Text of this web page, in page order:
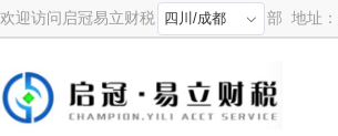
欢迎访问启冠易立财税 部 地址：